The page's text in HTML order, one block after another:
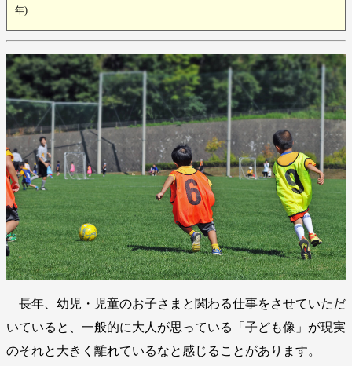
年)
長年、幼児・児童のお子さまと関わる仕事をさせていただ
いていると、一般的に大人が思っている「子ども像」が現実
のそれと大きく離れているなと感じることがあります。